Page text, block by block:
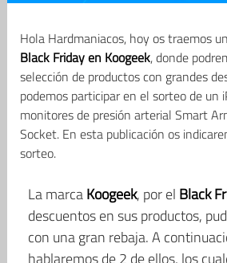
Hola Hardmaniacos, hoy os traemos
Black Friday en Koogeek, donde
selección de productos con grandes
podemos participar en el sorteo de un
monitores de presión arterial Smart
Socket. En esta publicación os
sorteo.
La marcaKoogeek, por el Black
descuentos en sus productos,
con una gran rebaja. A
hablaremos de 2 de ellos, los